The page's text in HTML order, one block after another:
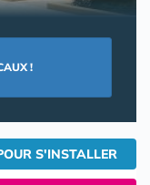
!
S'INSTALLER